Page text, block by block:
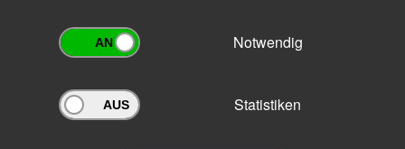
Archivportal Thüringen
Notwendig
Statistiken